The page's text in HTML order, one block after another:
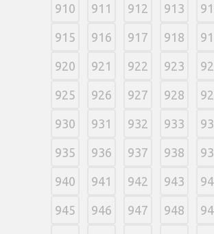
910 911 912 913
915 916 917 918
920 921 922 923
925 926 927 928
930 931 932 933
935 936 937 938
940 941 942 943
945 946 947 948